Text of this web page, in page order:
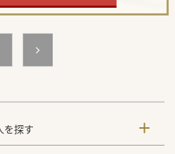
軟な環境が魅力です。
するため、次世代を担うアクテ
を探す